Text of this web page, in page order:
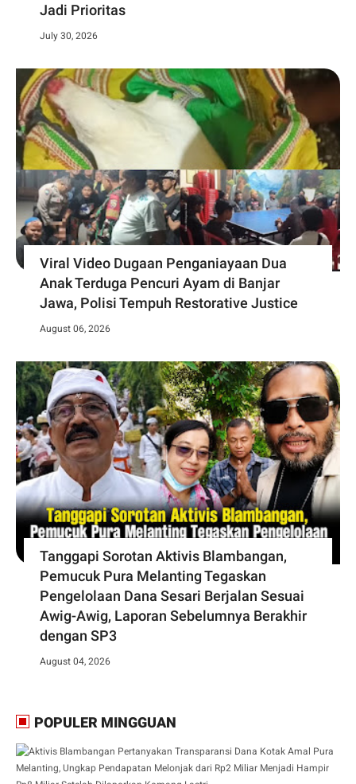
Jadi Prioritas
July 30, 2026
Viral Video Dugaan Penganiayaan Dua
Anak Terduga Pencuri Ayam di Banjar
Jawa, Polisi Tempuh Restorative Justice
August 06, 2026
Tanggapi Sorotan Aktivis Blambangan,
Pemucuk Pura Melanting Tegaskan
Pengelolaan Dana Sesari Berjalan Sesuai
Awig-Awig, Laporan Sebelumnya Berakhir
dengan SP3
August 04, 2026
POPULER MINGGUAN